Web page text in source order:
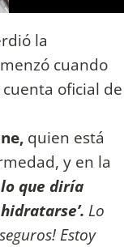
la
cuando
oficial de
quien está
y en la
que diría
Lo
Estoy